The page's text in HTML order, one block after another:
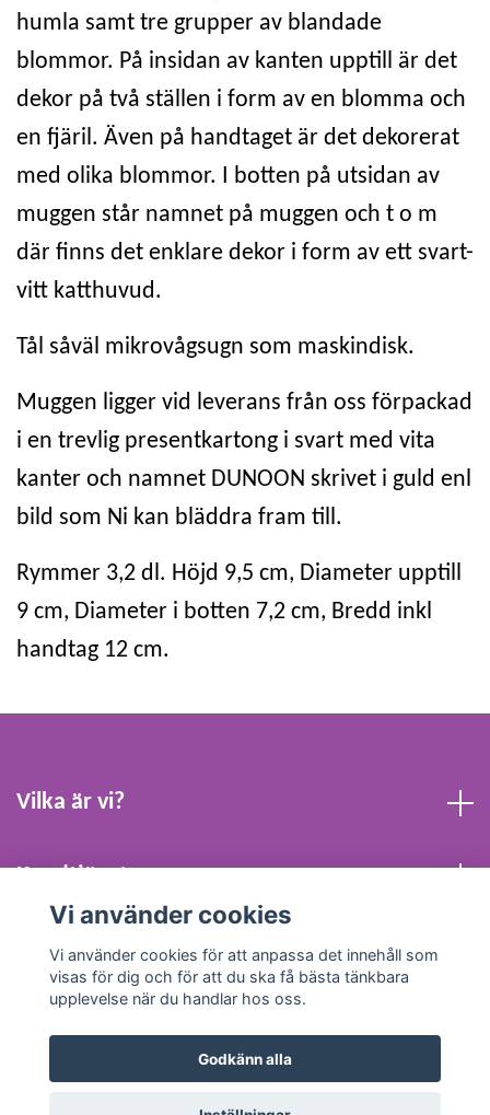
humla samt tre grupper av blandade
blommor. På insidan av kanten upptill är det
dekor på två ställen i form av en blomma och
en fjäril. Även på handtaget är det dekorerat
med olika blommor. I botten på utsidan av
muggen står namnet på muggen och t o m
där finns det enklare dekor i form av ett svart-
vitt katthuvud.
Tål såväl mikrovågsugn som maskindisk.
Muggen ligger vid leverans från oss förpackad
i en trevlig presentkartong i svart med vita
kanter och namnet DUNOON skrivet i guld enl
bild som Ni kan bläddra fram till.
Rymmer 3,2 dl. Höjd 9,5 cm, Diameter upptill
9 cm, Diameter i botten 7,2 cm, Bredd inkl
handtag 12 cm.
Vilka är vi?
Kundtjänst
Köpvillkor och Kontakt
© 2026 Webbpresenten Sverige AB
Vi använder cookies
Vi använder cookies för att anpassa det innehåll som
visas för dig och för att du ska få bästa tänkbara
upplevelse när du handlar hos oss.
Godkänn alla